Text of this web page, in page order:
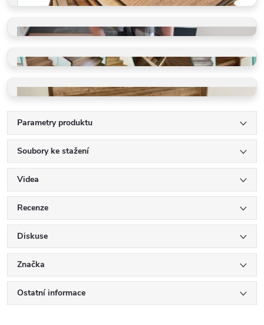
Dotkněte se kvality
Rychle a precizně
Schody, podlahy, detaily
Parametry produktu
Soubory ke stažení
Videa
Recenze
Diskuse
Značka
Ostatní informace